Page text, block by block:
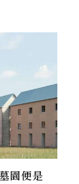
園便是